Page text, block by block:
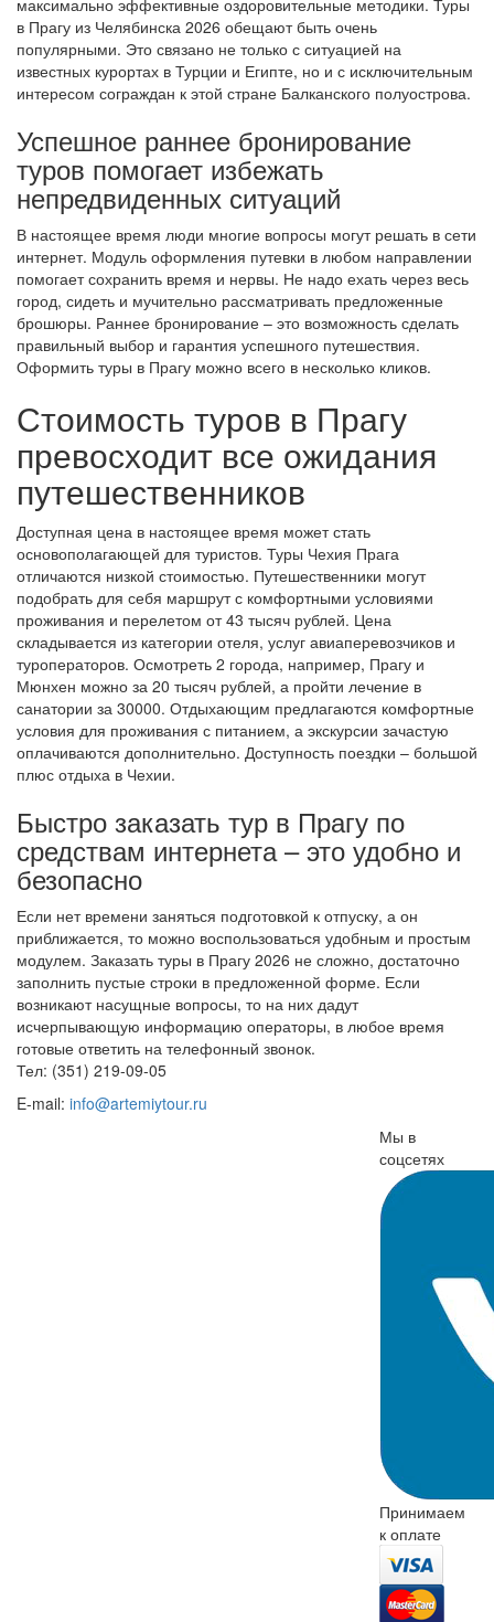
в Прагу из Челябинска 2026 обещают быть очень
популярными. Это связано не только с ситуацией на
известных курортах в Турции и Египте, но и с исключительным
интересом сограждан к этой стране Балканского полуострова.
Успешное раннее бронирование
туров помогает избежать
непредвиденных ситуаций
В настоящее время люди многие вопросы могут решать в сети
интернет. Модуль оформления путевки в любом направлении
помогает сохранить время и нервы. Не надо ехать через весь
город, сидеть и мучительно рассматривать предложенные
брошюры. Раннее бронирование – это возможность сделать
правильный выбор и гарантия успешного путешествия.
Оформить туры в Прагу можно всего в несколько кликов.
Стоимость туров в Прагу
превосходит все ожидания
путешественников
Доступная цена в настоящее время может стать
основополагающей для туристов. Туры Чехия Прага
отличаются низкой стоимостью. Путешественники могут
подобрать для себя маршрут с комфортными условиями
проживания и перелетом от 43 тысяч рублей. Цена
складывается из категории отеля, услуг авиаперевозчиков и
туроператоров. Осмотреть 2 города, например, Прагу и
Мюнхен можно за 20 тысяч рублей, а пройти лечение в
санатории за 30000. Отдыхающим предлагаются комфортные
условия для проживания с питанием, а экскурсии зачастую
оплачиваются дополнительно. Доступность поездки – большой
плюс отдыха в Чехии.
Быстро заказать тур в Прагу по
средствам интернета – это удобно и
безопасно
Если нет времени заняться подготовкой к отпуску, а он
приближается, то можно воспользоваться удобным и простым
модулем. Заказать туры в Прагу 2026 не сложно, достаточно
заполнить пустые строки в предложенной форме. Если
возникают насущные вопросы, то на них дадут
исчерпывающую информацию операторы, в любое время
готовые ответить на телефонный звонок.
Тел: (351) 219-09-05
E-mail: info@artemiytour.ru
Мы в
соцсетях
Принимаем
к оплате